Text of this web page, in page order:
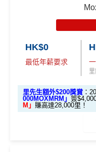
*額外獎賞適用於持有「私人
卡客戶。
或以上客戶
te並簽滿
，
簽
里)
基本里數同埋近新里數
Asia Miles迎新
額外里數將會於信
泰會員賬戶內。
國泰新會員登記：
請到渣打國泰卡）
滙豐EveryMile
pply
申請
m賺1個里程段+里
外里賞金#）
HK$0
最低年薪要求
里先生額外$200獎賞 ：
000MOXMRM」 簽
M」 賺高達28,000里！